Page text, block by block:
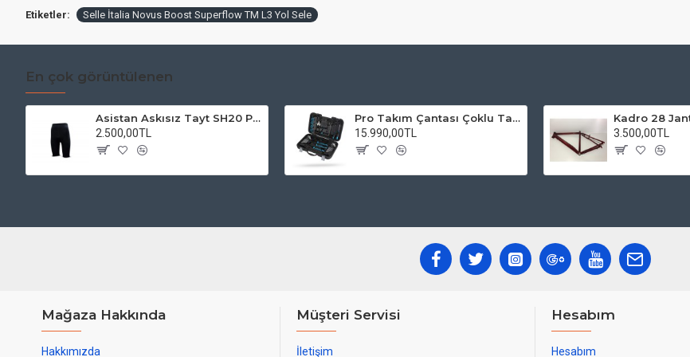
Etiketler: Selle İtalia Novus Boost Superflow TM L3 Yol Sele
En çok görüntülenen
Asistan Askısız Tayt SH20 Pedli Siyah
2.500,00TL
Pro Takım Çantası Çoklu Tamir Seti
15.990,00TL
3.500,00TL
Mağaza Hakkında
Hakkımızda
Müşteri Servisi
İletişim
Hesabım
Hesabım